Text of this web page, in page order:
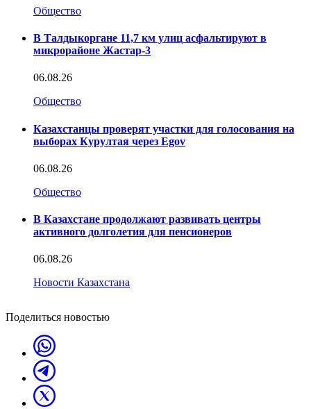
Общество
В Талдыкоргане 11,7 км улиц асфальтируют в
микрорайоне Жастар-3
06.08.26
Общество
Казахстанцы проверят участки для голосования на
выборах Курултая через Egov
06.08.26
Общество
В Казахстане продолжают развивать центры
активного долголетия для пенсионеров
06.08.26
Новости Казахстана
Поделиться новостью